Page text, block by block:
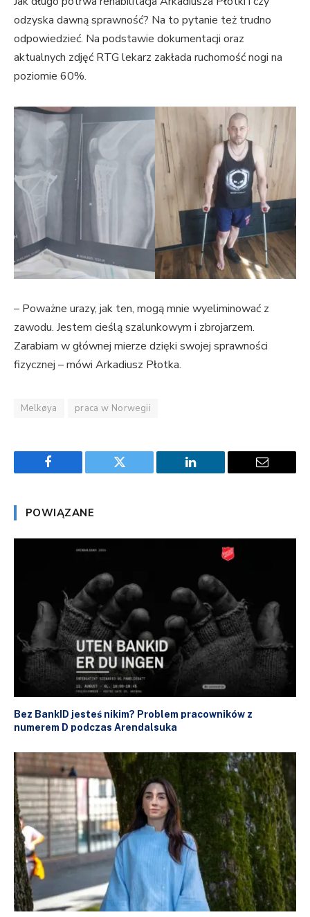
odzyska dawną sprawność? Na to pytanie też trudno
odpowiedzieć. Na podstawie dokumentacji oraz
aktualnych zdjęć RTG lekarz zakłada ruchomość nogi na
poziomie 60%.
– Poważne urazy, jak ten, mogą mnie wyeliminować z
zawodu. Jestem cieślą szalunkowym i zbrojarzem.
Zarabiam w głównej mierze dzięki swojej sprawności
fizycznej – mówi Arkadiusz Płotka.
Melkøya praca w Norwegii
Facebook Twitter LinkedIn Email
POWIĄZANE
Bez BankID jesteś nikim? Problem pracowników z
numerem D podczas Arendalsuka